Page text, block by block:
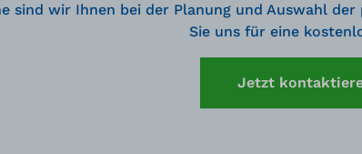
sind wir Ihnen bei der Planung und Auswahl
Sie uns für eine
Jetzt